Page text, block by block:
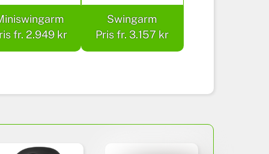
fr. 2.949 kr
Swingarm
Pris fr. 3.157 kr